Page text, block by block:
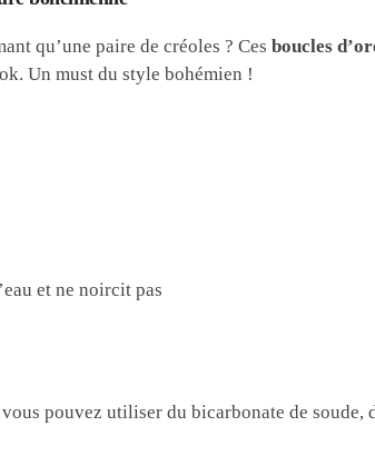
qu’une paire de créoles ? Cesboucles
Un must du style bohémien !
et ne noircit pas
pouvez utiliser du bicarbonate de